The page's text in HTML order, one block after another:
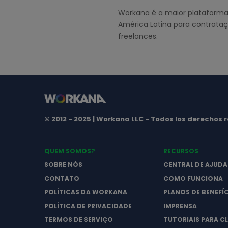
Workana é a maior
América Latina para
freelances.
© 2012 - 2025 | Workana LLC - Todos los derechos
QUEM SOMOS?
SOBRE NÓS
CONTATO
POLÍTICAS DA WORKANA
POLÍTICA DE PRIVACIDADE
TERMOS DE SERVIÇO
RECURSOS
CENTRAL DE AJUDA
COMO FUNCIONA
PLANOS DE
IMPRENSA
TUTORIAIS PARA